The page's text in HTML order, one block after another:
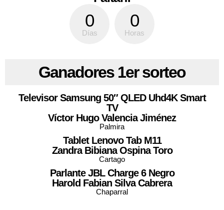
0
Días
0
Horas
Ganadores 1er sorteo
Televisor Samsung 50″ QLED Uhd4K Smart
TV
Víctor Hugo Valencia Jiménez
Palmira
Tablet Lenovo Tab M11
Zandra Bibiana Ospina Toro
Cartago
Parlante JBL Charge 6 Negro
Harold Fabian Silva Cabrera
Chaparral